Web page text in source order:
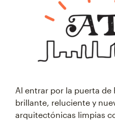
Al entrar por la puerta de
brillante, reluciente y
arquitectónicas limpias